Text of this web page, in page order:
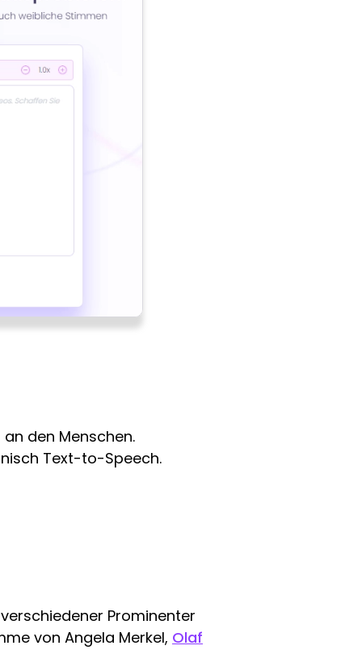
den Menschen.
Text-to-Speech.
Prominenter
von Angela Merkel, Olaf